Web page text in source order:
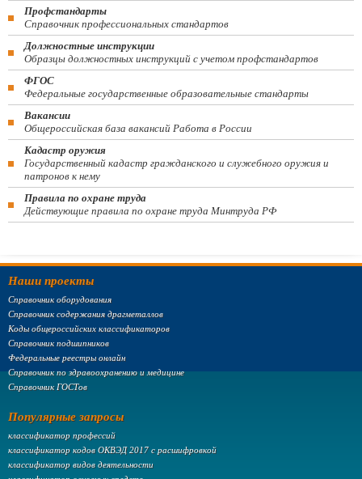
Профстандарты
Справочник профессиональных стандартов
Должностные инструкции
Образцы должностных инструкций с учетом профстандартов
ФГОС
Федеральные государственные образовательные стандарты
Вакансии
Общероссийская база вакансий Работа в России
Кадастр оружия
Государственный кадастр гражданского и служебного оружия и
патронов к нему
Правила по охране труда
Действующие правила по охране труда Минтруда РФ
Наши проекты
Справочник оборудования
Справочник содержания драгметаллов
Коды общероссийских классификаторов
Справочник подшипников
Федеральные реестры онлайн
Справочник по здравоохранению и медицине
Справочник ГОСТов
Популярные запросы
классификатор профессий
классификатор кодов ОКВЭД 2017 с расшифровкой
классификатор видов деятельности